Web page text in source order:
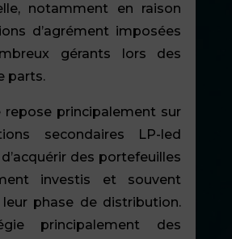
notamment en raison
d’agrément imposées
gérants lors des
parts.
repose principalement sur
secondaires LP-led
des portefeuilles
investis et souvent
phase de distribution.
principalement des